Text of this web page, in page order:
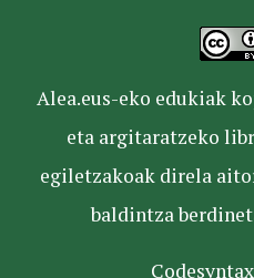
Alea.eus-eko edukiak
eta argitaratzeko
egiletzakoak direla
baldintza